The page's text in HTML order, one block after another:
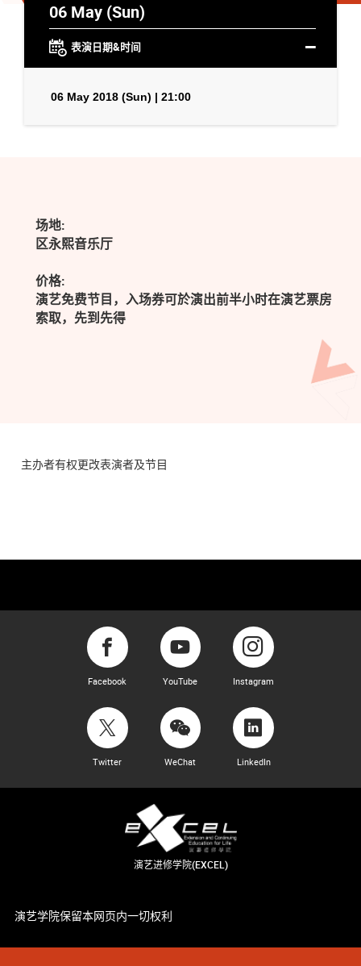
06 May (Sun)
表演日期&时间
06 May 2018 (Sun) | 21:00
场地:
区永熙音乐厅
价格:
演艺免费节目，入场券可於演出前半小时在演艺票房
索取，先到先得
主办者有权更改表演者及节目
Facebook YouTube Instagram
Twitter WeChat LinkedIn
演艺进修学院(EXCEL)
演艺学院保留本网页内一切权利